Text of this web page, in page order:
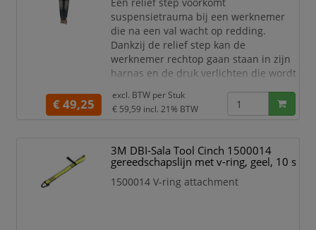
Spiraalkoord voor gereedschap
3M™ DBI-Sala® Hook2Hook
1500159
suspensietrauma bij een werknemer
die na een val wacht op redding.
Dankzij de relief step kan de
werknemer rechtop gaan staan in zijn
harnas en de druk verlichten die wordt
Specificaties:
die de druk verlicht als een
persoon hangt na een val
Voorkomt letsel van het hangen
€ 49,25
excl. BTW per Stuk
€ 59,59 incl. 21% BTW
3M DBI-Sala Tool Cinch 1500014
gereedschapslijn met v-ring, geel, 10 s
1500014 V-ring attachment